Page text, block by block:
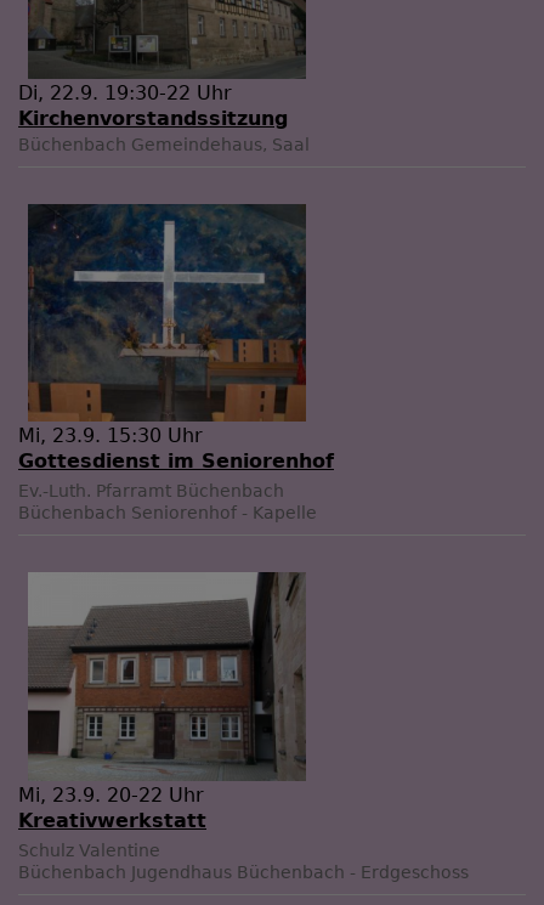
Di, 22.9. 19:30-22 Uhr
Kirchenvorstandssitzung
Büchenbach Gemeindehaus, Saal
Mi, 23.9. 15:30 Uhr
Gottesdienst im Seniorenhof
Ev.-Luth. Pfarramt Büchenbach
Büchenbach Seniorenhof - Kapelle
Mi, 23.9. 20-22 Uhr
Kreativwerkstatt
Schulz Valentine
Büchenbach Jugendhaus Büchenbach - Erdgeschoss